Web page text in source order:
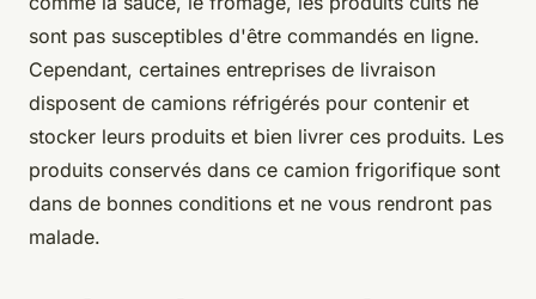
sont pas susceptibles d'être commandés en ligne.
Cependant, certaines entreprises de livraison
disposent de camions réfrigérés pour contenir et
stocker leurs produits et bien livrer ces produits. Les
produits conservés dans ce camion frigorifique sont
dans de bonnes conditions et ne vous rendront pas
malade.